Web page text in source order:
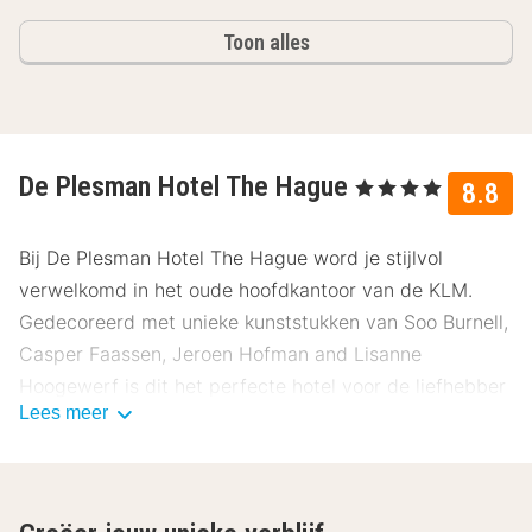
Toon alles
8.8
De Plesman Hotel The Hague , 4 Sterren
Bij De Plesman Hotel The Hague word je stijlvol
verwelkomd in het oude hoofdkantoor van de KLM.
Gedecoreerd met unieke kunststukken van Soo Burnell,
Casper Faassen, Jeroen Hofman and Lisanne
Hoogewerf is dit het perfecte hotel voor de liefhebber
van stijl.
Lees meer